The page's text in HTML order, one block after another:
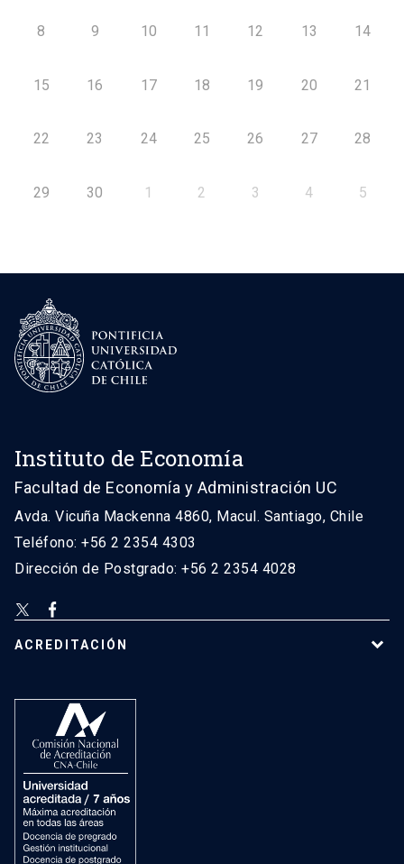
8 9 10 11 12 13 14
15 16 17 18 19 20 21
22 23 24 25 26 27 28
29 30 1 2 3 4 5
Instituto de Economía
Facultad de Economía y Administración UC
Avda. Vicuña Mackenna 4860, Macul. Santiago, Chile
Teléfono: +56 2 2354 4303
Dirección de Postgrado: +56 2 2354 4028
ACREDITACIÓN